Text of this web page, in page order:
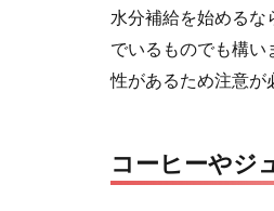
水分補給を始める
でいるものでも構
性があるため注意が
コーヒーやジ